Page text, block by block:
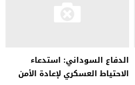
الدفاع السوداني: استدعاء
الاحتياط العسكري لإعادة الأمن